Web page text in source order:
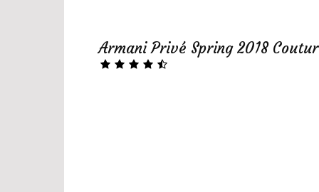
Armani Privé Spring 2018